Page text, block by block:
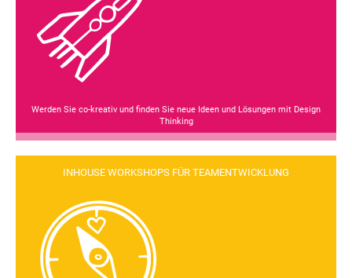
Werden Sie co-kreativ und finden Sie neue Ideen und Lösungen mit Design
Thinking
INHOUSE WORKSHOPS FÜR TEAMENTWICKLUNG